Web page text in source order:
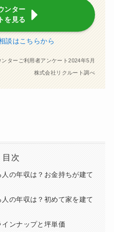
ンター
を見る
談はこちらから
ターご利用者アンケート2024年5月
株式会社リクルート調べ
目次
の年収は？お金持ちが建て
の年収は？初めて家を建て
ンナップと坪単価